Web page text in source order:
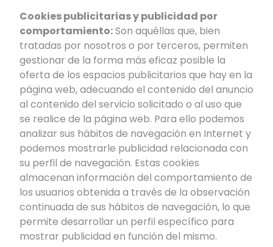
Cookies publicitarias y publicidad por
comportamiento:Son aquéllas que, bien
tratadas por nosotros o por terceros, permiten
gestionar de la forma más eficaz posible la
oferta de los espacios publicitarios que hay en la
página web, adecuando el contenido del anuncio
al contenido del servicio solicitado o al uso que
se realice de la página web. Para ello podemos
analizar sus hábitos de navegación en Internet y
podemos mostrarle publicidad relacionada con
su perfil de navegación. Estas cookies
almacenan información del comportamiento de
los usuarios obtenida a través de la observación
continuada de sus hábitos de navegación, lo que
permite desarrollar un perfil específico para
mostrar publicidad en función del mismo.